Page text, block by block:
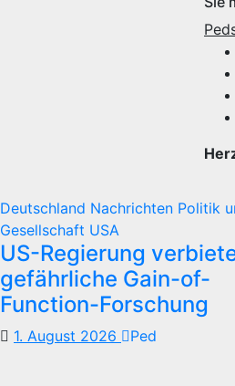
Deutschland Nachrichten Politik
Gesellschaft USA
US-Regierung
gefährliche Gain-of-
Function-Forschung
1. August 2026 Ped